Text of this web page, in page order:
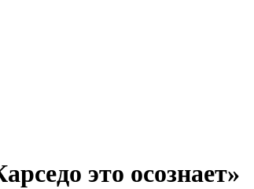
это осознает»